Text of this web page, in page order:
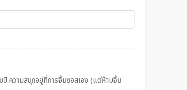
ปี ความสนุกอยู่ที่การจิ้มซอสเอง (แต่ห้ามจิ้ม